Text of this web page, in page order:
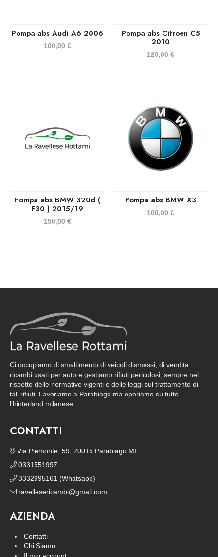
Pompa abs Audi A6 2006
100,00 €
Pompa abs Citroen C5
2010
120,00€
Pompa abs BMW 320d (
F30 ) 2015/19
150,00 €
Pompa abs BMW X3
100,00€
Ci occupiamo di smaltimento di veicoli dismessi, di vendita
ricambi usati per auto e gestiamo rifiuti pericolosi, sempre nel
rispetto delle normative vigenti e delle leggi sul trattamento di
tali rifiuti. Lavoriamo a Parabiago ma operiamo su tutto
l’hinterland milanese.
CONTATTI
Via Piemonte, 59, 20015 Parabiago MI
0331551997
3332995161 (Whatsapp)
ravellesericambi@gmail.com
AZIENDA
Contatti
Chi Siamo